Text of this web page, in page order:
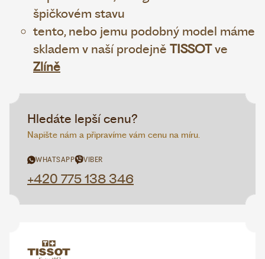
špičkovém stavu
tento, nebo jemu podobný model máme
skladem v naší prodejně TISSOTve
Zlíně
Hledáte lepší cenu?
Napište nám a připravíme vám cenu na míru.
WHATSAPP VIBER
+420 775 138 346